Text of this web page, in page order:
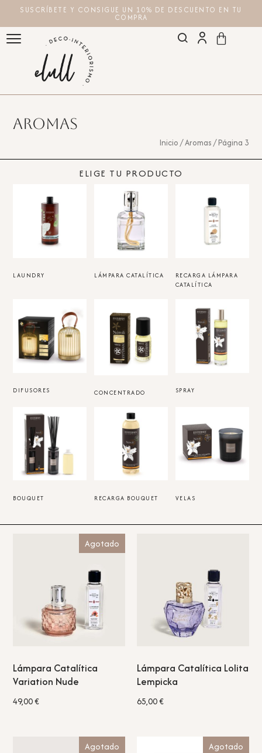
SUSCRÍBETE Y CONSIGUE UN 10% DE DESCUENTO EN TU
COMPRA
Aromas
Inicio/Aromas/ Página 3
ELIGE TU PRODUCTO
LAUNDRY
LÁMPARA CATALÍTICA
RECARGA LÁMPARA
CATALÍTICA
DIFUSORES CONCENTRADO SPRAY
BOUQUET
RECARGA BOUQUET
VELAS
Lámpara Catalítica
Variation Nude
49,00€
Agotado
Lámpara Catalítica Lolita
Lempicka
65,00€
Agotado Agotado